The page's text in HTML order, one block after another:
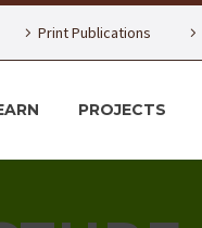
Print Publications
PROJECTS